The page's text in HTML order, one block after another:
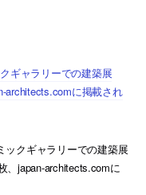
ギャラリーでの建築展
architects.comに掲載され
ックギャラリーでの建築展
、japan-architects.comに